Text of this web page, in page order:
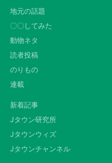
地元の話題
〇〇してみた
動物ネタ
読者投稿
のりもの
連載
新着記事
Jタウン研究所
Jタウンウィズ
Jタウンチャンネル